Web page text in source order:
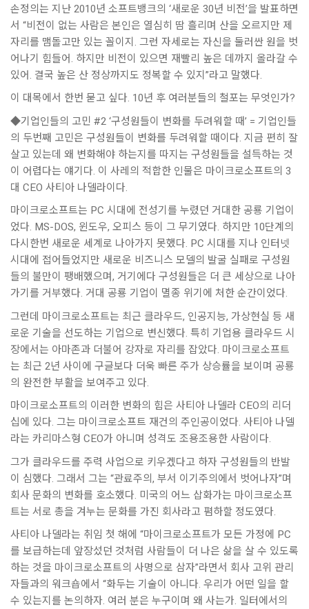
손정의는 지난 2010년 소프트뱅크의 ‘새로운 30년 비전’을 발표하면
서 “비전이 없는 사람은 본인은 열심히 땀 흘리며 산을 오르지만 제
자리를 맴돌고만 있는 꼴이지. 그런 자세로는 자신을 둘러싼 원을 벗
어나기 힘들어. 하지만 비전이 있으면 재빨리 높은 데까지 올라갈 수
있어. 결국 높은 산 정상까지도 정복할 수 있지”라고 말했다.
이 대목에서 한번 묻고 싶다. 10년 후 여러분들의 철포는 무엇인가?
◆기업인들의 고민 #2 ‘구성원들이 변화를 두려워할 때’ = 기업인들
의 두번째 고민은 구성원들이 변화를 두려워할 때이다. 지금 편히 잘
살고 있는데 왜 변화해야 하는지를 따지는 구성원들을 설득하는 것
이 어렵다는 얘기다. 이 사레의 적합한 인물은 마이크로소프트의 3
대 CEO 사티아 나델라이다.
마이크로소프트는 PC 시대에 전성기를 누렸던 거대한 공룡 기업이
었다. MS-DOS, 윈도우, 오피스 등이 그 무기였다. 하지만 10단계의
다시한번 새로운 세계로 나아가지 못했다. PC 시대를 지나 인터넷
시대에 접어들었지만 새로운 비즈니스 모델의 발굴 실패로 구성원
들의 불만이 팽배했으며, 거기에다 구성원들은 더 큰 세상으로 나아
가기를 거부했다. 거대 공룡 기업이 멸종 위기에 처한 순간이었다.
그런데 마이크로소프트는 최근 클라우드, 인공지능, 가상현실 등 새
로운 기술을 선도하는 기업으로 변신했다. 특히 기업용 클라우드 시
장에서는 아마존과 더불어 강자로 자리를 잡았다. 마이크로소프트
는 최근 2년 사이에 구글보다 더욱 빠른 주가 상승률을 보이며 공룡
의 완전한 부활을 보여주고 있다.
마이크로소프트의 이러한 변화의 힘은 사티아 나델라 CEO의 리더
십에 있다. 그는 마이크로소프트 재건의 주인공이었다. 사티아 나델
라는 카리마스형 CEO가 아니며 성격도 조용조용한 사람이다.
그가 클라우드를 주력 사업으로 키우겠다고 하자 구성원들의 반발
이 심했다. 그래서 그는 “관료주의, 부서 이기주의에서 벗어나자”며
회사 문화의 변화를 호소했다. 미국의 어느 삽화가는 마이크로소프
트는 서로 총을 겨누는 문화를 가진 회사라고 폄하할 정도였다.
사티아 나델라는 취임 첫 해에 “마이크로소프트가 모든 가정에 PC
를 보급하는데 앞장섰던 것처럼 사람들이 더 나은 삶을 살 수 있도록
하는 것을 마이크로소프트의 사명으로 삼자”라면서 회사 고위 관리
자들과의 워크숍에서 “화두는 기술이 아니다. 우리가 어떤 일을 할
수 있는지를 논의하자. 여러 분은 누구이며 왜 사는가. 일터에서의